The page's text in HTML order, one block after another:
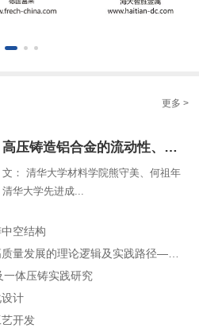
更多 >
​高压铸造铝合金的流动性、组织特征及解析模型（一）
文： 清华大学材料学院熊守美、何祖年
清华大学先进成...
空结构
​压铸装备标准化赋能产业高质量发展的理论逻辑及实践路径——基于力劲集团标准化实践历程的回顾
体压铸实践研究
计
开发